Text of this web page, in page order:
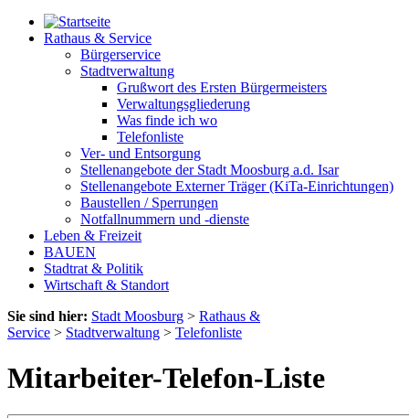
Rathaus & Service
Bürgerservice
Stadtverwaltung
Grußwort des Ersten Bürgermeisters
Verwaltungsgliederung
Was finde ich wo
Telefonliste
Ver- und Entsorgung
Stellenangebote der Stadt Moosburg a.d. Isar
Stellenangebote Externer Träger (KiTa-Einrichtungen)
Baustellen / Sperrungen
Notfallnummern und -dienste
Leben & Freizeit
BAUEN
Stadtrat & Politik
Wirtschaft & Standort
Sie sind hier: Stadt Moosburg > Rathaus &
Service > Stadtverwaltung > Telefonliste
Mitarbeiter-Telefon-Liste